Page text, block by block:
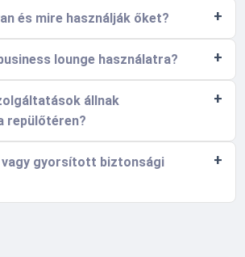
és mire használják őket?
lounge használatra?
állnak
repülőtéren?
vagy gyorsított biztonsági